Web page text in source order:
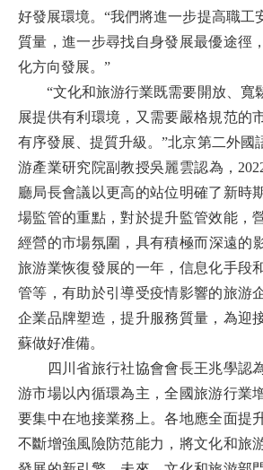
好發展環境。“我們將進一步提高職工
質量，進一步尋找自身發展最優途徑
化方向發展。”
“文化和旅游行業既需要開放、寬
展提供有利環境，又需要嚴格規范的
有序發展、提質升級。”北京第二外國
游產業研究院副教授吳麗雲認為，
廳局長會議以更高的站位明確了新時
場監管的重點，對於提升監管效能，
經營的市場氛圍，具有積極而深遠的
旅游業恢復發展的一年，信息化手段
管等，有助於引導受疫情影響的旅游
企業品牌塑造，提升服務質量，為迎
蘇做好准備。
四川省旅行社協會會長王兆學認
游市場以內循環為主，全國旅游行業
要集中在地接業務上。各地應全面提
不斷增強風險防范能力，將文化和旅